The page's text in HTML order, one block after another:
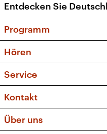
Entdecken Sie
Programm
Sendungen und
Musikliste
Kakadu – Das
Hören
Frequenzen (UKW
Service
FAQ
Apps
Newsletter
Kontakt
Social Media
Über uns